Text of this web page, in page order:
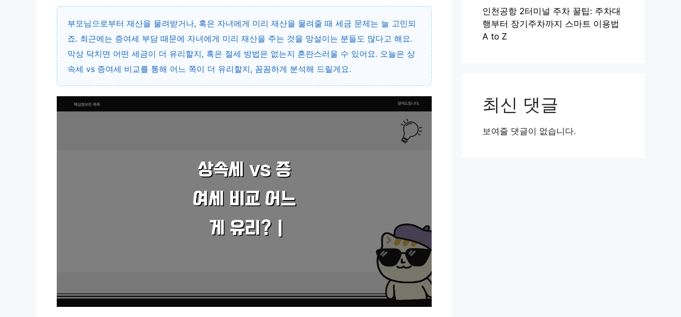
부모님으로부터 재산을 물려받거나, 혹은 자녀에게 미리 재산을 물려줄 때 세금 문제는 늘 고민되
죠. 최근에는 증여세 부담 때문에 자녀에게 미리 재산을 주는 것을 망설이는 분들도 많다고 해요.
막상 닥치면 어떤 세금이 더 유리할지, 혹은 절세 방법은 없는지 혼란스러울 수 있어요. 오늘은 상
속세 vs 증여세 비교를 통해 어느 쪽이 더 유리할지, 꼼꼼하게 분석해 드릴게요.
인천공항 2터미널 주차 꿀팁: 주차대
행부터 장기주차까지 스마트 이용법
A to Z
최신 댓글
보여줄 댓글이 없습니다.